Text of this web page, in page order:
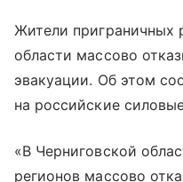
Жители приграничных
области массово
эвакуации. Об этом
на российские
«В Черниговской
регионов массово